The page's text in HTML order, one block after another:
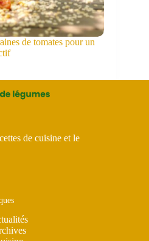
de tomates pour un
de cuisine et le